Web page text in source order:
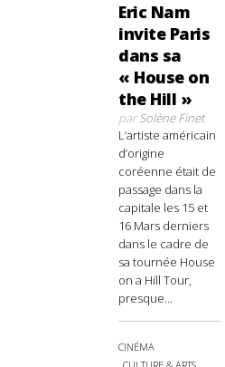
Eric Nam
invite Paris
dans sa
« House on
the Hill »
parSolène Finet
L’artiste américain
d’origine
coréenne était de
passage dans la
capitale les 15 et
16 Mars derniers
dans le cadre de
sa tournée House
on a Hill Tour,
presque...
CINÉMA